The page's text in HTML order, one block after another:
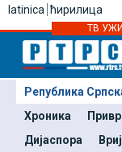
latinica ћирилица
ТВ
Република
Хроника
Дијаспора